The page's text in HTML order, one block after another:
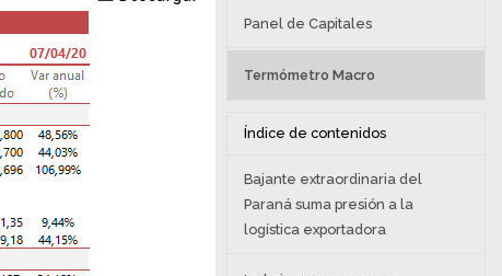
Panel de Capitales
Termómetro Macro
Índice de contenidos
Bajante extraordinaria del
Paraná suma presión a la
logística exportadora